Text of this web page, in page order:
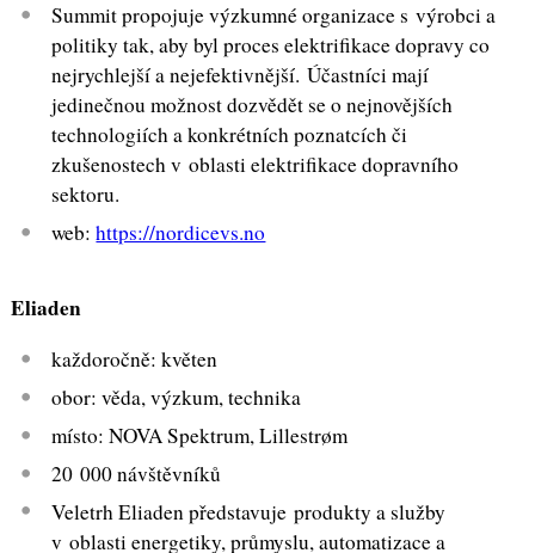
Summit propojuje výzkumné organizace s výrobci a
politiky tak, aby byl proces elektrifikace dopravy co
nejrychlejší a nejefektivnější. Účastníci mají
jedinečnou možnost dozvědět se o nejnovějších
technologiích a konkrétních poznatcích či
zkušenostech v oblasti elektrifikace dopravního
sektoru.
web:https://nordicevs.no
Eliaden
každoročně: květen
obor: věda, výzkum, technika
místo: NOVA Spektrum, Lillestrøm
20 000 návštěvníků
Veletrh Eliaden představuje produkty a služby
v oblasti energetiky, průmyslu, automatizace a